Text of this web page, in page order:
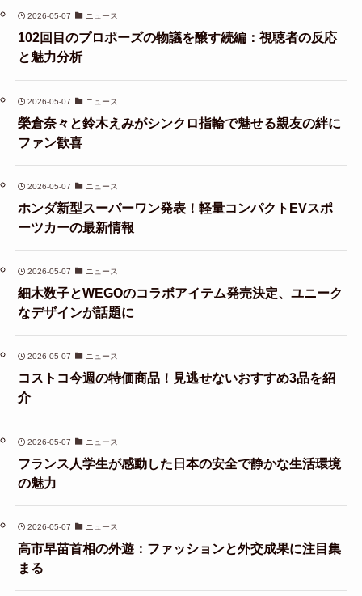
2026-05-07 ニュース
102回目のプロポーズの物議を醸す続編：視聴者の反応
と魅力分析
2026-05-07 ニュース
榮倉奈々と鈴木えみがシンクロ指輪で魅せる親友の絆に
ファン歓喜
2026-05-07 ニュース
ホンダ新型スーパーワン発表！軽量コンパクトEVスポ
ーツカーの最新情報
2026-05-07 ニュース
細木数子とWEGOのコラボアイテム発売決定、ユニーク
なデザインが話題に
2026-05-07 ニュース
コストコ今週の特価商品！見逃せないおすすめ3品を紹
介
2026-05-07 ニュース
フランス人学生が感動した日本の安全で静かな生活環境
の魅力
2026-05-07 ニュース
高市早苗首相の外遊：ファッションと外交成果に注目集
まる